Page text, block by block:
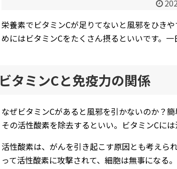
栄養素でビタミンCが足りてないと風邪をひき
めにはビタミンCをたくさん摂るといいです。
ビタミンCと免疫力の関係
なぜビタミンCがあると風邪を引かないのか？
その活性酸素を除去するといい。ビタミンCに
活性酸素は、がんを引き起こす原因とも考えら
って活性酸素に攻撃されて、細胞は無事になる